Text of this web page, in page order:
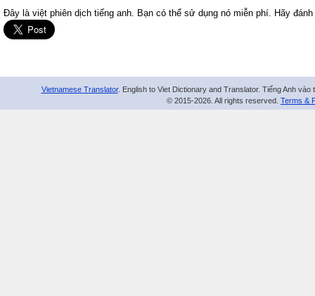
Đây là việt phiên dịch tiếng anh. Bạn có thể sử dụng nó miễn phí. Hãy
Vietnamese Translator. English to Viet Dictionary and Translator. Tiếng Anh
© 2015-2026. All rights reserved. Terms &